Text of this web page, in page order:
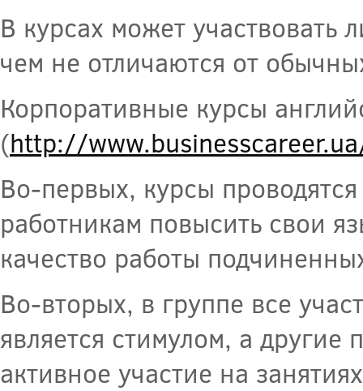
В курсах может участвовать
чем не отличаются от
Корпоративные курсы
(http://
Во-первых, курсы
работникам повысить свои
качество работы
Во-вторых, в группе все
является стимулом, а другие
активное участие на